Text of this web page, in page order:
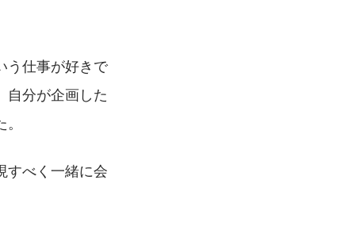
う仕事が好きで
自分が企画した
すべく一緒に会